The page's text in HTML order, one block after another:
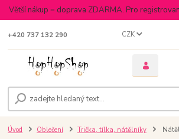
Větší nákup = doprava ZDARMA. Pro
CZK
+420 737 132 290
Úvod Oblečení Trička, tílka, nátělníky